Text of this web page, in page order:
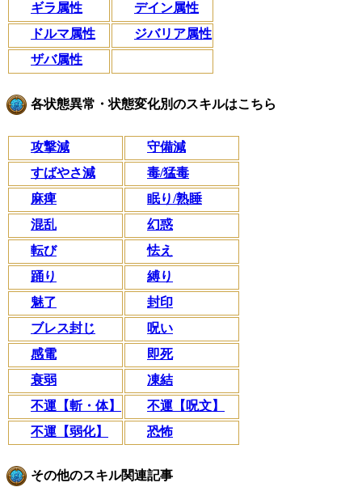
ギラ属性
デイン属性
ドルマ属性
ジバリア属性
ザバ属性
各状態異常・状態変化別のスキルはこちら
攻撃減
守備減
すばやさ減
毒/猛毒
麻痺
眠り/熟睡
混乱
幻惑
転び
怯え
踊り
縛り
魅了
封印
ブレス封じ
呪い
感電
即死
衰弱
凍結
不運【斬・体】
不運【呪文】
不運【弱化】
恐怖
その他のスキル関連記事